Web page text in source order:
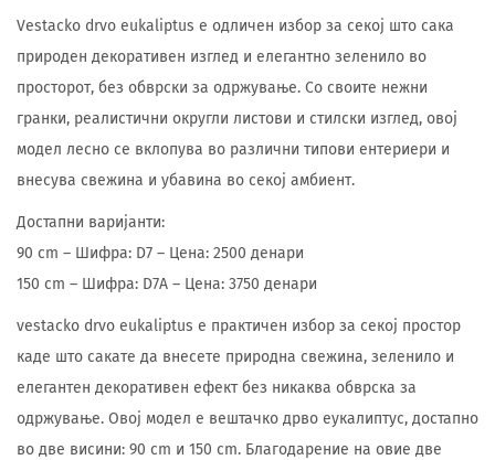
Vestacko drvo eukaliptus е одличен избор за секој што сака
природен декоративен изглед и елегантно зеленило во
просторот, без обврски за одржување. Со своите нежни
гранки, реалистични округли листови и стилски изглед, овој
модел лесно се вклопува во различни типови ентериери и
внесува свежина и убавина во секој амбиент.
Достапни варијанти:
90 cm – Шифра: D7 – Цена: 2500 денари
150 cm – Шифра: D7A – Цена: 3750 денари
vestacko drvo eukaliptus е практичен избор за секој простор
каде што сакате да внесете природна свежина, зеленило и
елегантен декоративен ефект без никаква обврска за
одржување. Овој модел е вештачко дрво еукалиптус, достапно
во две висини: 90 cm и 150 cm. Благодарение на овие две